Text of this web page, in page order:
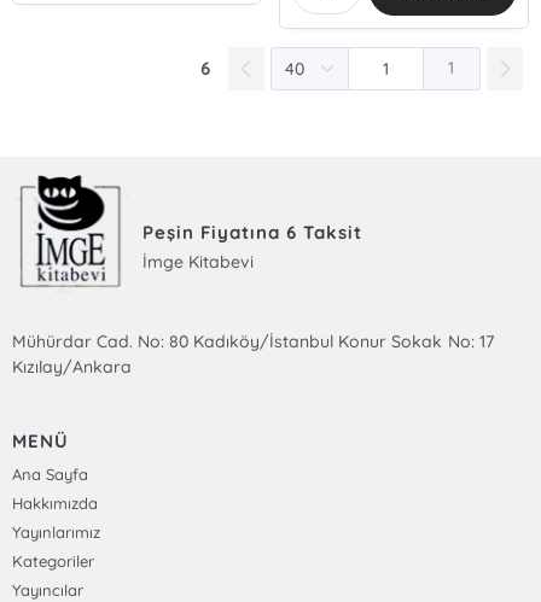
6 1
Peşin Fiyatına 6 Taksit
İmge Kitabevi
Mühürdar Cad. No: 80 Kadıköy/İstanbul Konur Sokak No: 17
Kızılay/Ankara
MENÜ
Ana Sayfa
Hakkımızda
Yayınlarımız
Kategoriler
Yayıncılar